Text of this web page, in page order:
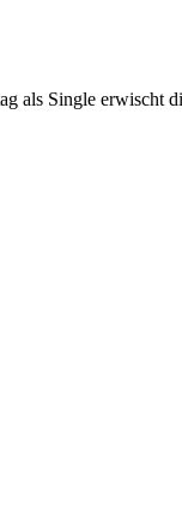
als Single erwischt